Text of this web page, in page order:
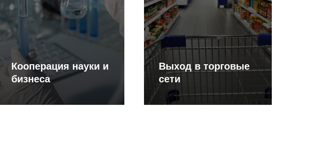
Кооперация науки и
бизнеса
Выход в торговые
сети